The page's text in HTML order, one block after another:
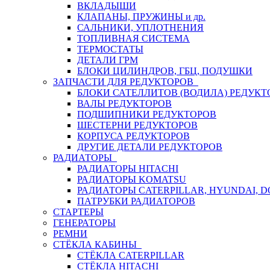
ВКЛАДЫШИ
КЛАПАНЫ, ПРУЖИНЫ и др.
САЛЬНИКИ, УПЛОТНЕНИЯ
ТОПЛИВНАЯ СИСТЕМА
ТЕРМОСТАТЫ
ДЕТАЛИ ГРМ
БЛОКИ ЦИЛИНДРОВ, ГБЦ, ПОДУШКИ
ЗАПЧАСТИ ДЛЯ РЕДУКТОРОВ
БЛОКИ САТЕЛЛИТОВ (ВОДИЛА)
ВАЛЫ РЕДУКТОРОВ
ПОДШИПНИКИ РЕДУКТОРОВ
ШЕСТЕРНИ РЕДУКТОРОВ
КОРПУСА РЕДУКТОРОВ
ДРУГИЕ ДЕТАЛИ РЕДУКТОРОВ
РАДИАТОРЫ
РАДИАТОРЫ HITACHI
РАДИАТОРЫ KOMATSU
РАДИАТОРЫ CATERPILLAR, HYUNDAI,
ПАТРУБКИ РАДИАТОРОВ
СТАРТЕРЫ
ГЕНЕРАТОРЫ
РЕМНИ
СТЁКЛА КАБИНЫ
СТЁКЛА CATERPILLAR
СТЁКЛА HITACHI